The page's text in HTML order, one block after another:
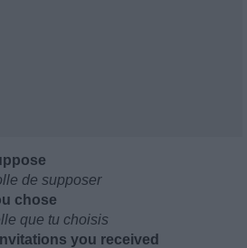
de supposer
chose
que tu choisis
you received